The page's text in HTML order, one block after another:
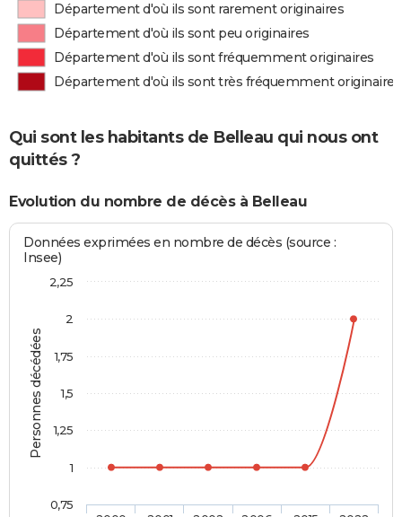
Département d'où ils sont rarement originaires
Département d'où ils sont peu originaires
Département d'où ils sont fréquemment originaires
Département d'où ils sont très fréquemment originaires
Qui sont les habitants de Belleau qui nous ont
quittés ?
Evolution du nombre de décès à Belleau
Personnes décédées
Données exprimées en nombre de décès (source :
Insee)
0,75
1
1,25
1,5
1,75
2
2,25